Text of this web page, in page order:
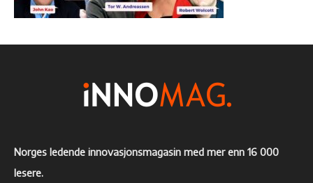
Norges ledende innovasjonsmagasin med mer enn 16 000
lesere.